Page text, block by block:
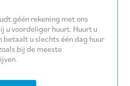
géén rekening met ons
u voordeliger huurt. Huurt u
betaalt u slechts één dag huur
bij de meeste